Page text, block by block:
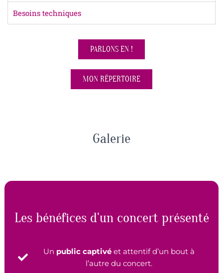
Besoins techniques
PARLONS EN !
MON RÉPERTOIRE
Galerie
Les bénéfices d'un concert présenté
Un public captivé et attentif d’un bout à
l’autre du concert.